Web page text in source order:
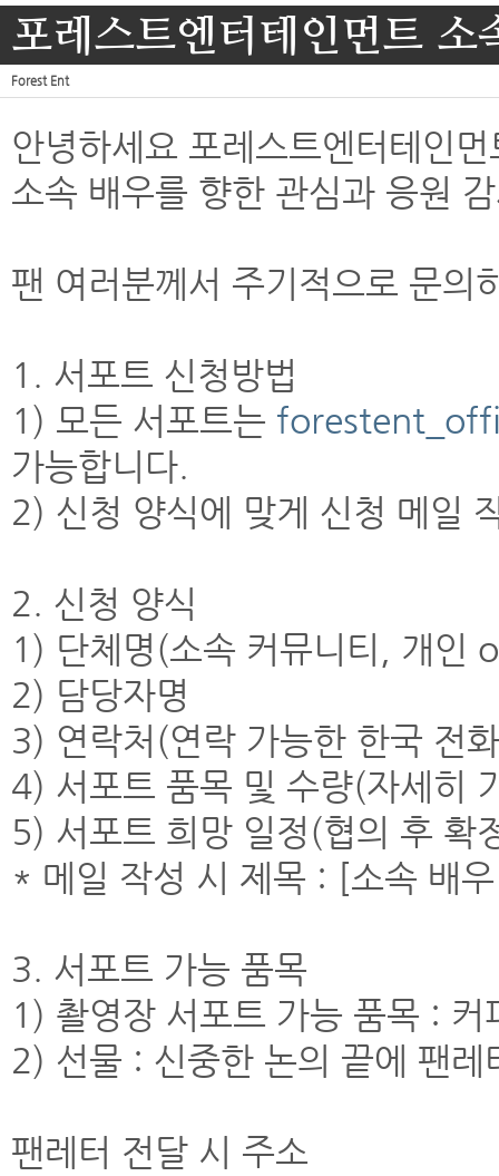
포레스트엔터테인먼트
Forest Ent
안녕하세요 포레스트엔터테인
소속 배우를 향한 관심과 응원
팬 여러분께서 주기적으로 문의
1. 서포트 신청방법
1) 모든 서포트는
가능합니다.
2) 신청 양식에 맞게 신청 메일
2. 신청 양식
1) 단체명(소속 커뮤니티, 개인
2) 담당자명
3) 연락처(연락 가능한 한국 전
4) 서포트 품목 및 수량(자세히
5) 서포트 희망 일정(협의 후 확
* 메일 작성 시 제목 : [소속 배
3. 서포트 가능 품목
1) 촬영장 서포트 가능 품목 :
2) 선물 : 신중한 논의 끝에 팬
팬레터 전달 시 주소